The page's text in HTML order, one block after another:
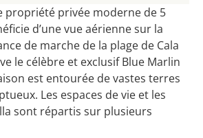
propriété privée moderne de 5
d’une vue aérienne sur la
de marche de la plage de Cala
le célèbre et exclusif Blue Marlin
est entourée de vastes terres
Les espaces de vie et les
sont répartis sur plusieurs